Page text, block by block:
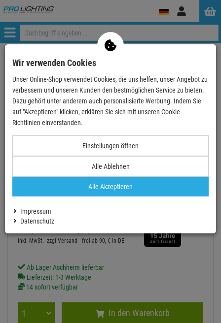
Anmelden
Menü
Weiter einkaufen ProLighting
Sun Professional All-in-1-Tablets ECO, 100 Tabs
Sun Professional All-in-1-Tablets ECO, 100
Tabs
DIV7522969
Finanzierung ab1,39 EUR/ Monat
UVP:27,88€2
statt:
jetzt:25,
inkl. MwSt. zzgl Versand - frei ab 90,-€ in DE
Ab Lager Aschheim lieferbar
Lieferzeit: 1-3 Werktage
14 sofort verfügbar
In den Warenkorb
Wir verwenden Cookies
Unser Online-Shop verwendet Cookies, die uns helfen, unser Angebot zu
verbessern und unseren Kunden den bestmöglichen Service zu bieten.
Dazu gehört unter anderem auch personalisierte Werbung. Indem Sie
auf "Akzeptieren" klicken, erklären Sie sich mit unseren Cookie-
Richtlinien einverstanden.
Einstellungen öffnen
Alle Ablehnen
Alle Akzeptieren
Impressum
Datenschutz